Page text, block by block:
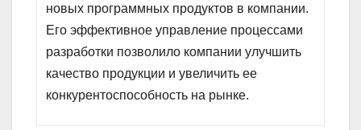
новых программных продуктов в компании.
Его эффективное управление процессами
разработки позволило компании улучшить
качество продукции и увеличить ее
конкурентоспособность на рынке.